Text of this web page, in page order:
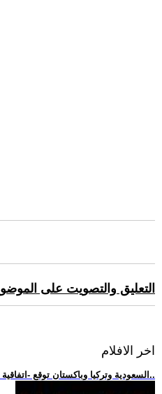
التعليق والتصويت على
اخر الافلام
.. السعودية وتركيا وباكستان توقع -اتفاقية مكة- للدفاع المشترك..